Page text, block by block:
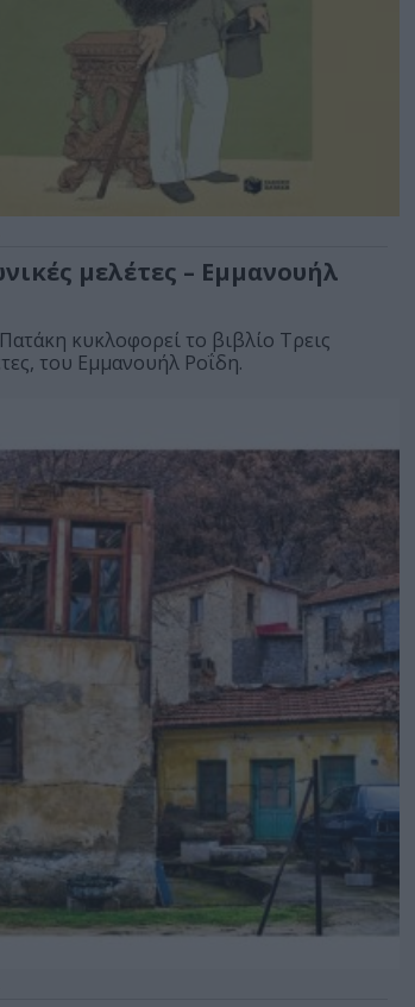
μελέτες – Εμμανουήλ
κυκλοφορεί το βιβλίο Τρεις
του Εμμανουήλ Ροΐδη.